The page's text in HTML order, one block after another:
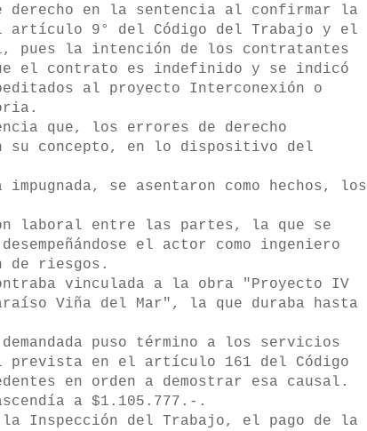
derecho en la sentencia al confirmar la
artículo 9° del Código del Trabajo y el
pues la intención de los contratantes
el contrato es indefinido y se indicó
al proyecto Interconexión o
que, los errores de derecho
su concepto, en lo dispositivo del
se asentaron como hechos, los
laboral entre las partes, la que se
el actor como ingeniero
de riesgos.
vinculada a la obra "Proyecto IV
Viña del Mar", la que duraba hasta
puso término a los servicios
prevista en el artículo 161 del Código
en orden a demostrar esa causal.
a $1.105.777.-.
la Inspección del Trabajo, el pago de la